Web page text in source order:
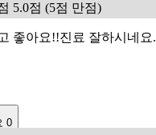
5.0점 (5점 만점)
좋아요!!진료 잘하시네요.
0